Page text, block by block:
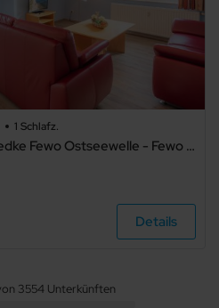
1 Schlafz.
Ferienwohnung Katrin Miedke Fewo Ostseewelle - Fewo Ostseewelle
Details
3554 Unterkünften